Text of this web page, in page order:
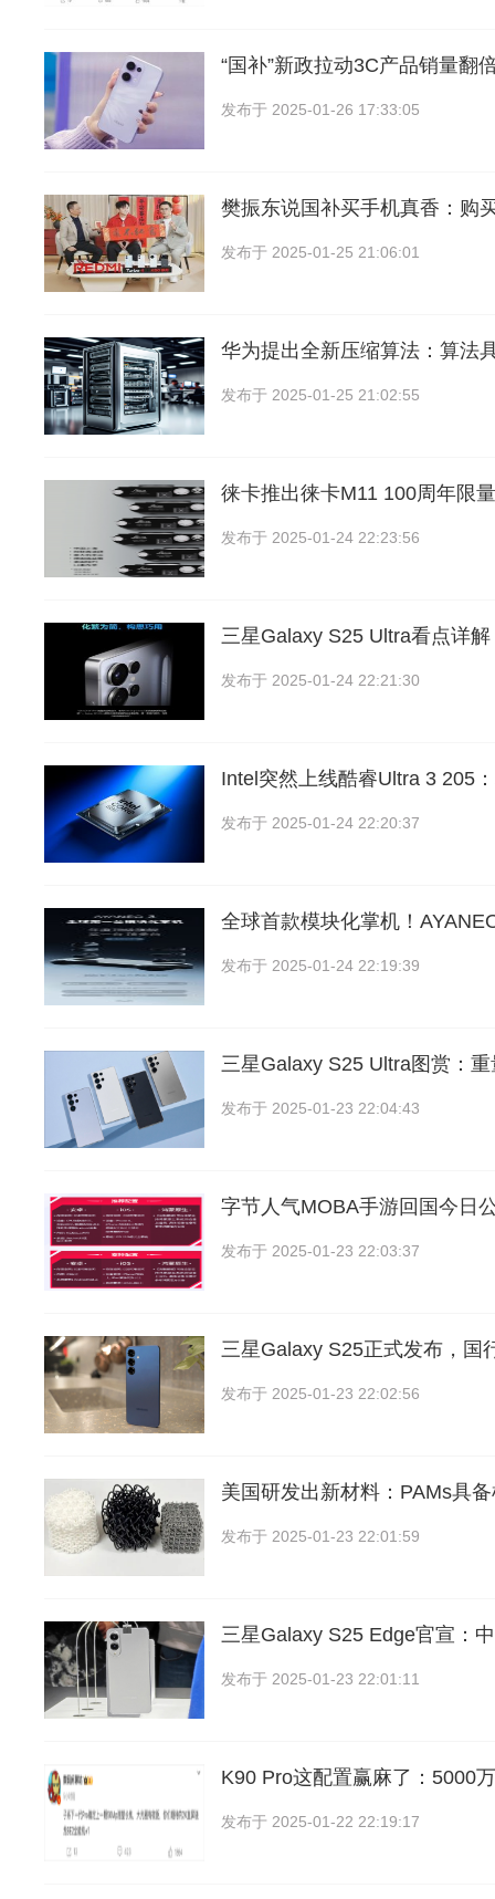
“国补”新政拉动3C产品销量翻
发布于 2025-01-26 17:33:05
樊振东说国补买手机真香：购
发布于 2025-01-25 21:06:01
华为提出全新压缩算法：算法
发布于 2025-01-25 21:02:55
徕卡推出徕卡M11 100周年限
发布于 2025-01-24 22:23:56
三星Galaxy S25 Ultra看点详
发布于 2025-01-24 22:21:30
Intel突然上线酷睿Ultra 3 205
发布于 2025-01-24 22:20:37
全球首款模块化掌机！
发布于 2025-01-24 22:19:39
三星Galaxy S25 Ultra图赏：
发布于 2025-01-23 22:04:43
字节人气MOBA手游回国今日
发布于 2025-01-23 22:03:37
三星Galaxy S25正式发布，国
发布于 2025-01-23 22:02:56
美国研发出新材料：PAMs具
发布于 2025-01-23 22:01:59
三星Galaxy S25 Edge官宣：
发布于 2025-01-23 22:01:11
K90 Pro这配置赢麻了：5000
发布于 2025-01-22 22:19:17